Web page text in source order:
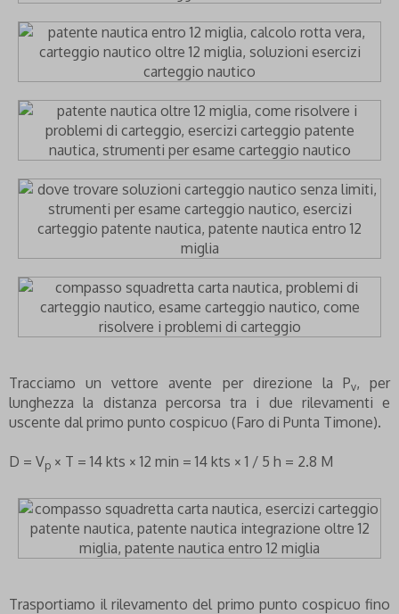
Tracciamo un vettore avente per direzione la Pv, per
lunghezza la distanza percorsa tra i due rilevamenti e
uscente dal primo punto cospicuo (Faro di Punta Timone).
D = Vp × T = 14 kts × 12 min = 14 kts × 1 / 5 h = 2.8 M
Trasportiamo il rilevamento del primo punto cospicuo fino